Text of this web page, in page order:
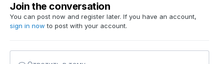
Join the conversation
You can post now and register later. If you have an account,
sign in now to post with your account.